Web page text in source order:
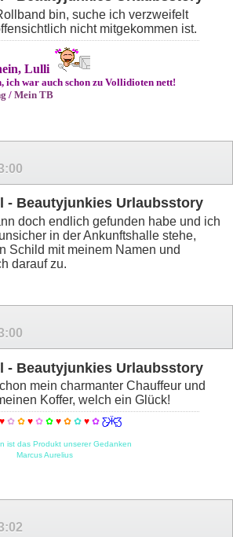
bin, suche ich verzweifelt
nicht mitgekommen ist.
Lulli
ich war auch schon zu Vollidioten nett!
/ Mein TB
- Beautyjunkies Urlaubsstory
doch endlich gefunden habe und ich
in der Ankunftshalle stehe,
Schild mit meinem Namen und
darauf zu.
- Beautyjunkies Urlaubsstory
mein charmanter Chauffeur und
Koffer, welch ein Glück!
♥✿ ✿ ♥✿✿♥✿✿♥✿Ƹ̵̡Ӝ̵̨̄Ʒ
ist das Produkt unserer Gedanken
Marcus Aurelius